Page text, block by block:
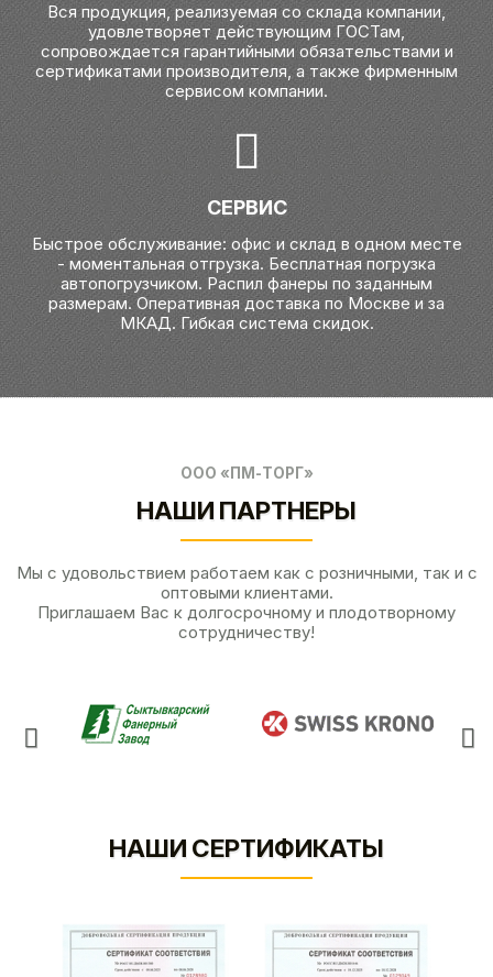
Вся продукция, реализуемая со склада компании,
удовлетворяет действующим ГОСТам,
сопровождается гарантийными обязательствами и
сертификатами производителя, а также фирменным
сервисом компании.
СЕРВИС
Быстрое обслуживание: офис и склад в одном месте
- моментальная отгрузка. Бесплатная погрузка
автопогрузчиком. Распил фанеры по заданным
размерам. Оперативная доставка по Москве и за
МКАД. Гибкая система скидок.
ООО «ПМ-ТОРГ»
НАШИ ПАРТНЕРЫ
Мы с удовольствием работаем как с розничными, так и с
оптовыми клиентами.
Приглашаем Вас к долгосрочному и плодотворному
сотрудничеству!
НАШИ СЕРТИФИКАТЫ